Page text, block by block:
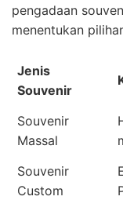
pengadaan
menentukan
Jenis
Souvenir
Souvenir
Massal
Souvenir
Custom